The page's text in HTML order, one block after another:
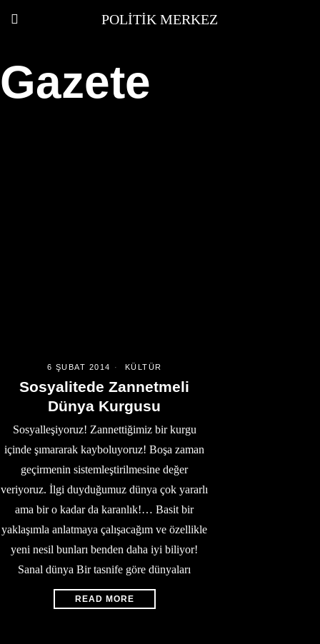
POLITIK MERKEZ
Gazete
6 ŞUBAT 2014 KÜLTÜR
Sosyalitede Zannetmeli
Dünya Kurgusu
Sosyalleşiyoruz! Zannettiğimiz bir kurgu
içinde şımararak kayboluyoruz! Boşa zaman
geçirmenin sistemleştirilmesine değer
veriyoruz. İlgi duyduğumuz dünya çok yararlı
ama bir o kadar da karanlık!… Basit bir
yaklaşımla anlatmaya çalışacağım ve özellikle
yeni nesil bunları benden daha iyi biliyor!
Sanal dünya Bir tasnife göre dünyaları
READ MORE